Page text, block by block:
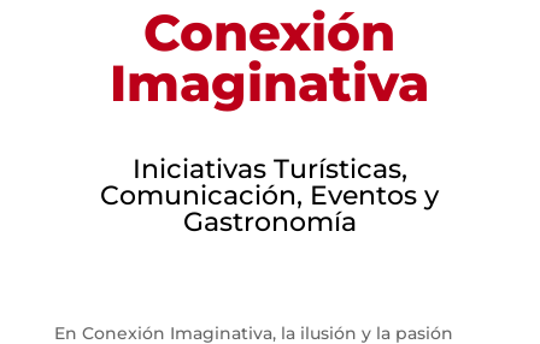
Conexión
Imaginativa
Iniciativas Turísticas,
Comunicación, Eventos y
Gastronomía
En Conexión Imaginativa, la ilusión y la pasión